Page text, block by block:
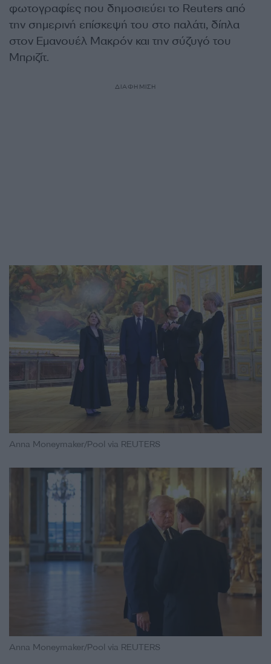
φωτογραφίες που δημοσιεύει το Reuters από
την σημερινή επίσκεψή του στο παλάτι, δίπλα
στον Εμανουέλ Μακρόν και την σύζυγό του
Μπριζίτ.
ΔΙΑΦΗΜΙΣΗ
Anna Moneymaker/Pool via REUTERS
Anna Moneymaker/Pool via REUTERS